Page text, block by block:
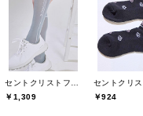
￥1,309
￥924